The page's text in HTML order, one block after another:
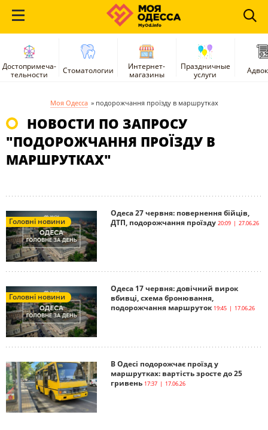
Достопримеча-
тельности
Стоматологии
Интернет-
магазины
Праздничные
услуги
Моя Одесса » подорожчання проїзду в маршрутках
НОВОСТИ ПО ЗАПРОСУ
"ПОДОРОЖЧАННЯ ПРОЇЗДУ В
МАРШРУТКАХ"
Головні новини
Одеса 27 червня: повернення бійців,
ДТП, подорожчання проїзду 20:09 | 27.06.26
Головні новини
Одеса 17 червня: довічний вирок
вбивці, схема бронювання,
подорожчання маршруток 19:45 | 17.06.26
В Одесі подорожчає проїзд у
маршрутках: вартість зросте до 25
гривень 17:37 | 17.06.26